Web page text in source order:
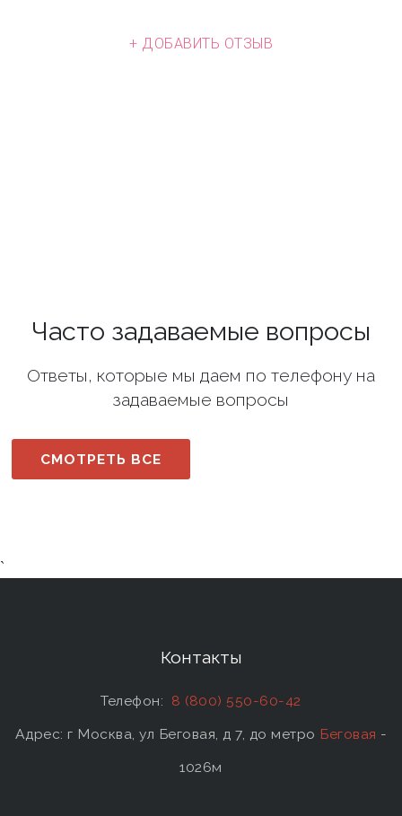
+ ДОБАВИТЬ ОТЗЫВ
Часто задаваемые вопросы
Ответы, которые мы даем по телефону на
задаваемые вопросы
СМОТРЕТЬ ВСЕ
`
Контакты
Телефон: 8 (800) 550-60-42
Адрес: г Москва, ул Беговая, д 7, до метро Беговая -
1026м